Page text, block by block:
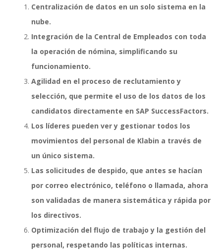
SAP SuccessFactors Training Education
Express Packages
Soporte SuccessFactors
SAP Time & Attendance by Workforce Software
SAP Time and Attendance
Centralización de datos en un solo sistema en la
nube.
Integración de la Central de Empleados con toda
la operación de nómina, simplificando su
funcionamiento.
Agilidad en el proceso de reclutamiento y
selección, que permite el uso de los datos de los
candidatos directamente en SAP SuccessFactors.
Los líderes pueden ver y gestionar todos los
movimientos del personal de Klabin a través de
un único sistema.
Las solicitudes de despido, que antes se hacían
por correo electrónico, teléfono o llamada, ahora
son validadas de manera sistemática y rápida por
los directivos.
Optimización del flujo de trabajo y la gestión del
personal, respetando las políticas internas.